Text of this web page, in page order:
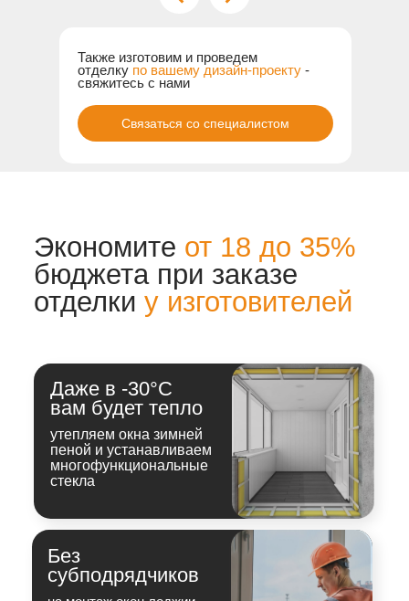
Также изготовим и проведем
отделку по вашему дизайн-проекту -
свяжитесь с нами
Связаться со специалистом
полный каталог
выполненных проектов
35+ проектов
описанием цен и сроков
проведенных работ
PDF 2.7 мб